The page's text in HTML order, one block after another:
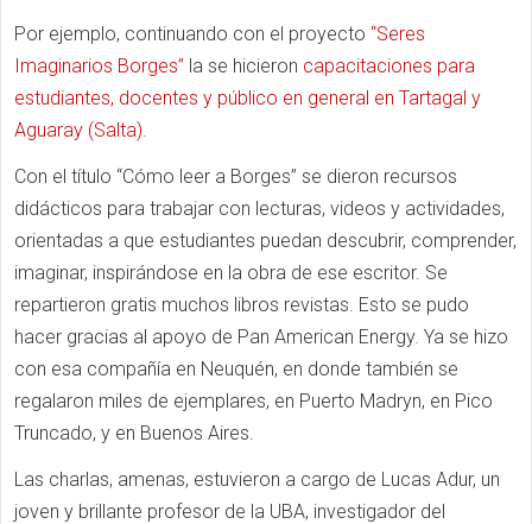
Por ejemplo, continuando con el proyecto “Seres
Imaginarios Borges” la se hicieron capacitaciones para
estudiantes, docentes y público en general en Tartagal y
Aguaray (Salta).
Con el título “Cómo leer a Borges” se dieron recursos
didácticos para trabajar con lecturas, videos y actividades,
orientadas a que estudiantes puedan descubrir, comprender,
imaginar, inspirándose en la obra de ese escritor. Se
repartieron gratis muchos libros revistas. Esto se pudo
hacer gracias al apoyo de Pan American Energy. Ya se hizo
con esa compañía en Neuquén, en donde también se
regalaron miles de ejemplares, en Puerto Madryn, en Pico
Truncado, y en Buenos Aires.
Las charlas, amenas, estuvieron a cargo de Lucas Adur, un
joven y brillante profesor de la UBA, investigador del